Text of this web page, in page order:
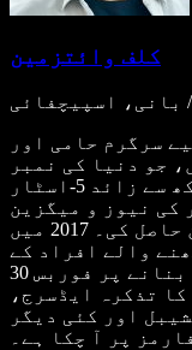
کلف وائتزمین
بانی، اسپیچفائی
سرگرم حامی اور
جو دنیا کی نمبر
1 ٹیکسٹ ٹو اسپیچ ایپ ہے۔ 1 لاکھ سے زائد 5-اسٹار
کی نیوز و میگزین
کیٹیگری میں پہلی پوزیشن حاصل کی۔ 2017 میں
والے افراد کے
لیے انٹرنیٹ کو زیادہ قابلِ رسائی بنانے پر فوربس 30
ان کا تذکرہ ایڈسرج،
اور کئی دیگر
پر آ چکا ہے۔